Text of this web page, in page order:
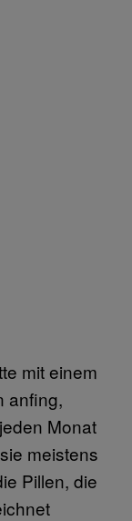
mit einem
anfing,
Monat
meistens
Pillen, die